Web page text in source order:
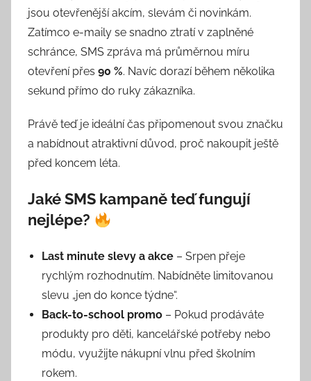
jsou otevřenější akcím, slevám či novinkám.
Zatímco e-maily se snadno ztratí v zaplněné
schránce, SMS zpráva má průměrnou míru
otevření přes 90 %. Navíc dorazí během několika
sekund přímo do ruky zákazníka.
Právě teď je ideální čas připomenout svou značku
a nabídnout atraktivní důvod, proč nakoupit ještě
před koncem léta.
Jaké SMS kampaně teď fungují
nejlépe?
Last minute slevy a akce – Srpen přeje
rychlým rozhodnutím. Nabídněte limitovanou
slevu „jen do konce týdne“.
Back-to-school promo – Pokud prodáváte
produkty pro děti, kancelářské potřeby nebo
módu, využijte nákupní vlnu před školním
rokem.